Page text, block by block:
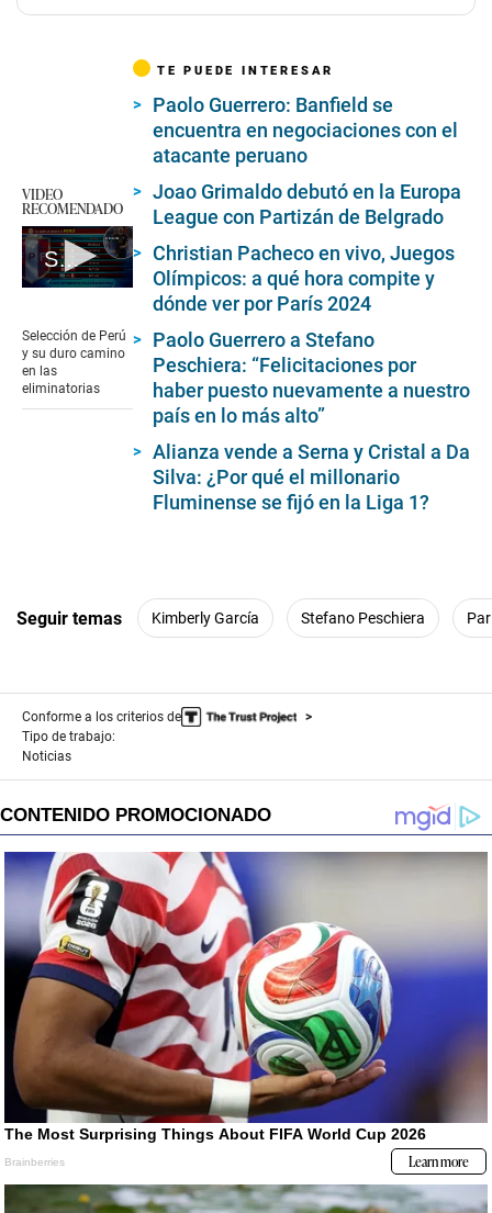
VIDEO
RECOMENDADO
Selección de Perú y su duro camino en las eliminatorias
of
1
minute,
38
Selección de Perú
y su duro camino
en las
eliminatorias
TE PUEDE INTERESAR
Paolo Guerrero: Banfield se
encuentra en negociaciones con el
atacante peruano
Joao Grimaldo debutó en la Europa
League con Partizán de Belgrado
Christian Pacheco en vivo, Juegos
Olímpicos: a qué hora compite y
dónde ver por París 2024
Paolo Guerrero a Stefano
Peschiera: “Felicitaciones por
haber puesto nuevamente a nuestro
país en lo más alto”
Alianza vende a Serna y Cristal a Da
Silva: ¿Por qué el millonario
Fluminense se fijó en la Liga 1?
Seguir temas Kimberly García Stefano Peschiera
Conforme a los criterios de
Tipo de trabajo:
Noticias